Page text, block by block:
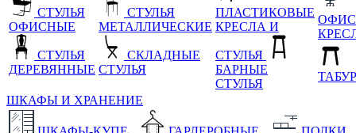
СТУЛЬЯ
ОФИСНЫЕ
СТУЛЬЯ
ДЕРЕВЯННЫЕ
СТУЛЬЯ
МЕТАЛЛИЧЕСКИЕ
СКЛАДНЫЕ
СТУЛЬЯ
ПЛАСТИКОВЫЕ
КРЕСЛА И
СТУЛЬЯ
БАРНЫЕ
СТУЛЬЯ
ШКАФЫ И ХРАНЕНИЕ